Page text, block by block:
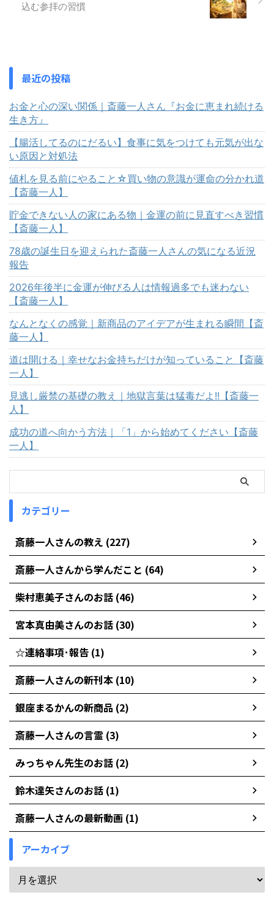
込む参拝の習慣
最近の投稿
お金と心の深い関係｜斎藤一人さん『お金に恵まれ続ける
生き方』
【腸活してるのにだるい】食事に気をつけても元気が出な
い原因と対処法
値札を見る前にやること☆買い物の意識が運命の分かれ道
【斎藤一人】
貯金できない人の家にある物｜金運の前に見直すべき習慣
【斎藤一人】
78歳の誕生日を迎えられた斎藤一人さんの気になる近況
報告
2026年後半に金運が伸びる人は情報過多でも迷わない
【斎藤一人】
なんとなくの感覚｜新商品のアイデアが生まれる瞬間【斎
藤一人】
道は開ける｜幸せなお金持ちだけが知っていること【斎藤
一人】
見逃し厳禁の基礎の教え｜地獄言葉は猛毒だよ!!【斎藤一
人】
成功の道へ向かう方法｜「1」から始めてください【斎藤
一人】
カテゴリー
斎藤一人さんの教え (227)
斎藤一人さんから学んだこと (64)
柴村恵美子さんのお話 (46)
宮本真由美さんのお話 (30)
☆連絡事項･報告 (1)
斎藤一人さんの新刊本 (10)
銀座まるかんの新商品 (2)
斎藤一人さんの言霊 (3)
みっちゃん先生のお話 (2)
鈴木達矢さんのお話 (1)
斎藤一人さんの最新動画 (1)
アーカイブ